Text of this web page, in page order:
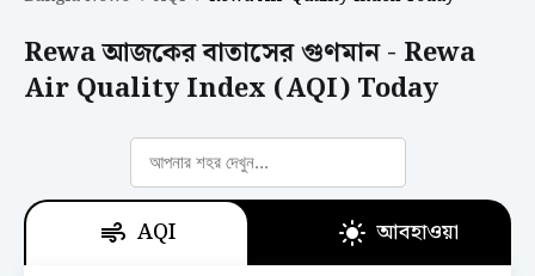
Rewa আজকের বাতাসের গুণমান - Rewa
Air Quality Index (AQI) Today
AQI
আবহাওয়া